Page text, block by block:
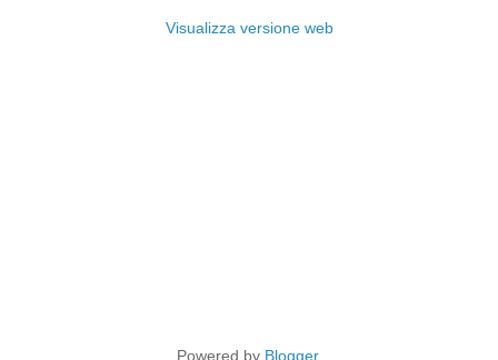
Visualizza versione web
Powered by Blogger.